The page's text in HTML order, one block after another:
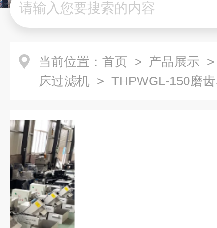
当前位置： 首页 > 产品展示
床过滤机 > THPWGL-150磨